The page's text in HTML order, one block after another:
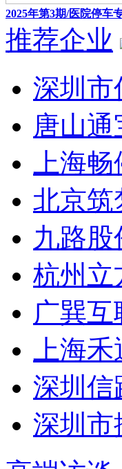
2025年第3期/医院停车
推荐企业
深圳市
唐山
上海
北京筑
九路股
杭州立
广巽
上海
深圳信
深圳市